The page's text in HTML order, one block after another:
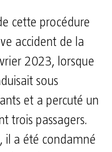
cette procédure
accident de la
2023, lorsque
sous
et a percuté un
trois passagers.
il a été condamné